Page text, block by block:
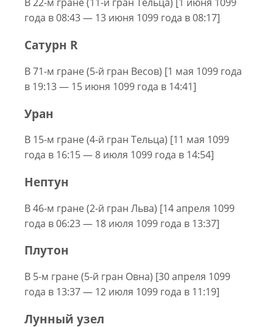
года в 08:43 — 13 июня 1099 года в 08:17]
Сатурн R
В 71-м гране (5-й гран Весов) [1 мая 1099 года
в 19:13 — 15 июня 1099 года в 14:41]
Уран
В 15-м гране (4-й гран Тельца) [11 мая 1099
года в 16:15 — 8 июля 1099 года в 14:54]
Нептун
В 46-м гране (2-й гран Льва) [14 апреля 1099
года в 06:23 — 18 июля 1099 года в 13:37]
Плутон
В 5-м гране (5-й гран Овна) [30 апреля 1099
года в 13:37 — 12 июля 1099 года в 11:19]
Лунный узел